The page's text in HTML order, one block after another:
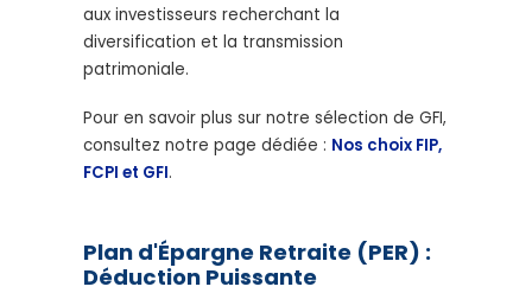
aux investisseurs recherchant la
diversification et la transmission
patrimoniale.
Pour en savoir plus sur notre sélection de GFI,
consultez notre page dédiée : Nos choix FIP,
FCPI et GFI.
Plan d'Épargne Retraite (PER) :
Déduction Puissante